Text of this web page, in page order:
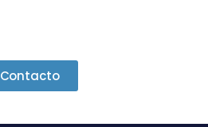
Contacto